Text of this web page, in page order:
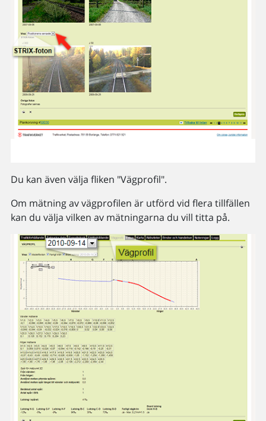
Du kan även välja fliken "Vägprofil".
Om mätning av vägprofilen är utförd vid flera tillfällen
kan du välja vilken av mätningarna du vill titta på.